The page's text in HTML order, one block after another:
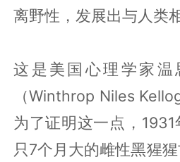
离野性，发展出与人类
这是美国心理学家温
（Winthrop Niles
为了证明这一点，
只7个月大的雌性黑猩